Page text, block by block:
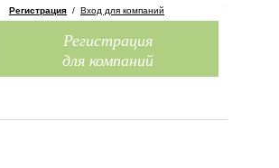
Регистрация / Вход для компаний
Регистрация
для компаний